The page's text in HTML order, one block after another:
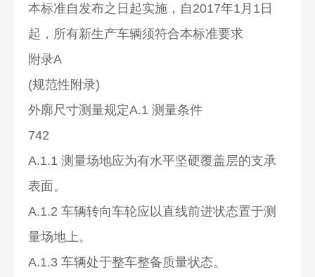
本标准自发布之日起实施，自2017年1月1日
起，所有新生产车辆须符合本标准要求
附录A
(规范性附录)
外廓尺寸测量规定A.1 测量条件
742
A.1.1 测量场地应为有水平坚硬覆盖层的支承
表面。
A.1.2 车辆转向车轮应以直线前进状态置于测
量场地上。
A.1.3 车辆处于整车整备质量状态。